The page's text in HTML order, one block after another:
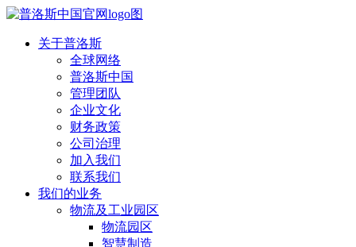
关于普洛斯
全球网络
普洛斯中国
管理团队
企业文化
财务政策
公司治理
加入我们
联系我们
我们的业务
物流及工业园区
物流园区
智慧制造